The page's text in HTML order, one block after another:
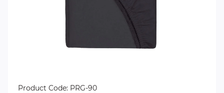
Product Code: PRG-90